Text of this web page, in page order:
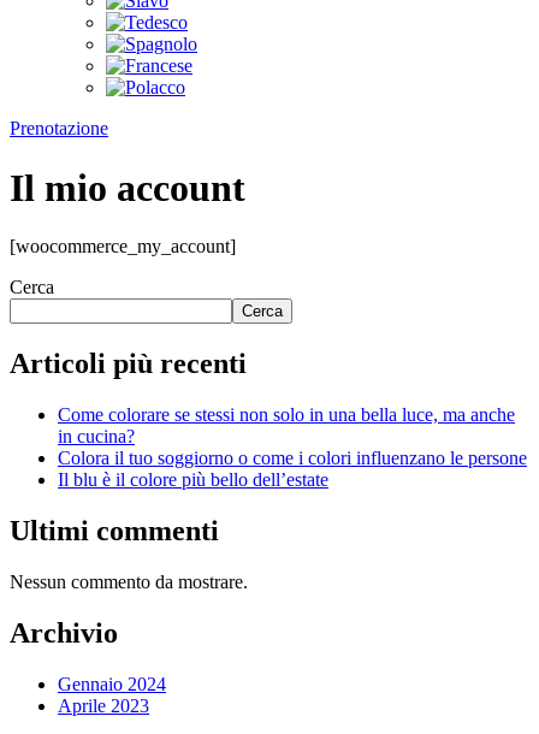
Prenotazione
Il mio account
[woocommerce_my_account]
Cerca
Cerca
Articoli più recenti
Come colorare se stessi non solo in una bella luce, ma anche
in cucina?
Colora il tuo soggiorno o come i colori influenzano le persone
Il blu è il colore più bello dell’estate
Ultimi commenti
Nessun commento da mostrare.
Archivio
Gennaio 2024
Aprile 2023